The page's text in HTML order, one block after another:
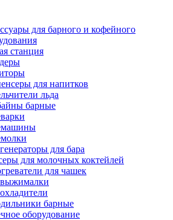
для барного и кофейного
станция
для напитков
льда
барные
для бара
для молочных коктейлей
для чашек
барные
оборудование